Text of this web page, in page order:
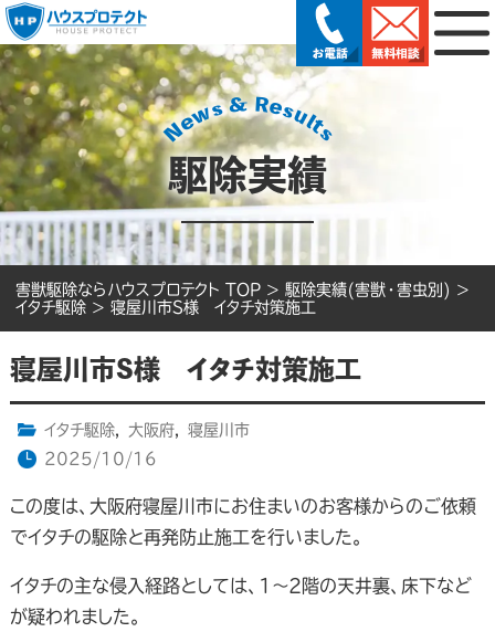
駆除実績
害獣駆除ならハウスプロテクト TOP > 駆除実績(害獣・害虫別) >
イタチ駆除 > 寝屋川市S様 イタチ対策施工
寝屋川市S様 イタチ対策施工
イタチ駆除, 大阪府,
寝屋川市
2025/10/16
この度は、大阪府寝屋川市にお住まいのお客様からのご依頼
でイタチの駆除と再発防止施工を行いました。
イタチの主な侵入経路としては、1～2階の天井裏、床下など
が疑われました。